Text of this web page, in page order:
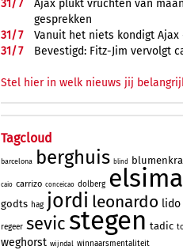
31/7
Ajax plukt vruchten van
gesprekken
31/7
Vanuit het niets kondigt Ajax
31/7 Bevestigd: Fitz-Jim vervolgt
Stel hier in welk nieuws jij
Tagcloud
barcelona berghuis blind
caio carrizo conceicao dolberg
godts hag jordi leonardo lido
regeer sevic stegen tadic
weghorst wijndal winnaarsmentaliteit